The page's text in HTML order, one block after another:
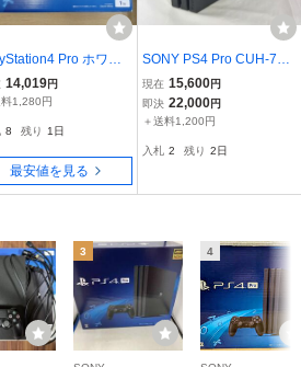
Pro ホワイ
レイステーション4
14,019円
料1,280円
8 残り 1日
最安値を見る
SONY PS4 Pro CUH-710
0B ブラック 本体 動作確
認済 初期化済 1TB PlaySt
ation4 PS4Pro
現在 15,600円
即決 22,000円
＋送料1,200円
入札 2 残り 2日
3 4